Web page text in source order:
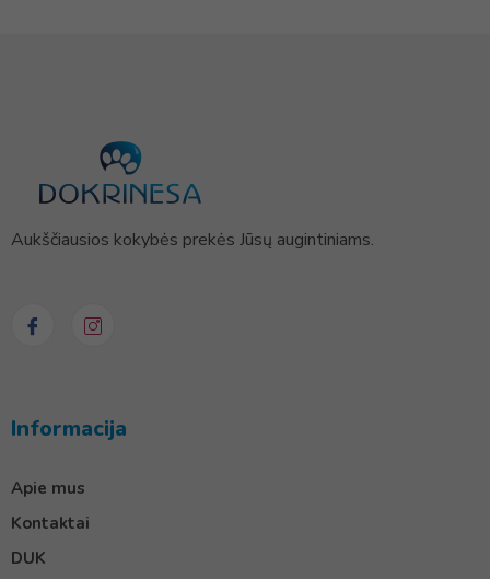
Aukščiausios kokybės prekės Jūsų augintiniams.
Informacija
Apie mus
Kontaktai
DUK